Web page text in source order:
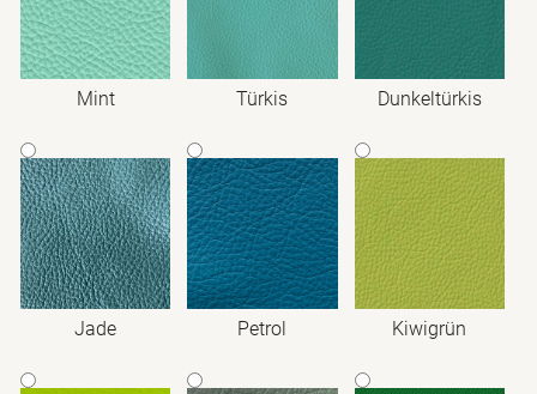
Mint Türkis Dunkeltürkis
Jade Petrol Kiwigrün